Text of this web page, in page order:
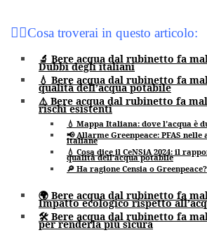
💁‍♀️Cosa troverai in questo articolo:
🔬 Bere acqua dal rubinetto fa
Dubbi degli italiani
💧 Bere acqua dal rubinetto fa
qualità dell’acqua potabile
⚠️ Bere acqua dal rubinetto fa
rischi esistenti
💧 Mappa Italiana: dove l’acqua è
📢 Allarme Greenpeace: PFAS
italiane
💧 Cosa dice il CeNSiA 2024: il
qualità dell’acqua potabile
🔎 Ha ragione Censia o Greenpeace?
🌍 Bere acqua dal rubinetto fa
Impatto ecologico rispetto
🛠️ Bere acqua dal rubinetto fa
per renderla più sicura